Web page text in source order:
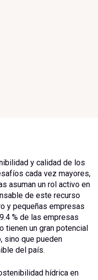
y calidad de los
cada vez mayores,
asuman un rol activo en
de este recurso
y pequeñas empresas
% de las empresas
tienen un gran potencial
sino que pueden
del país.
hídrica en